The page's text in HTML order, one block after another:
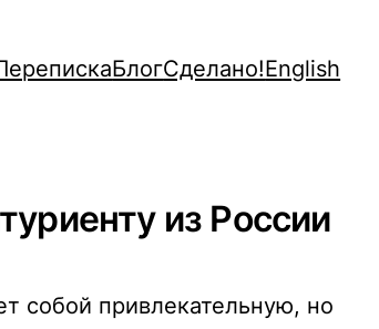
БлогСделано!English
из России
собой привлекательную, но